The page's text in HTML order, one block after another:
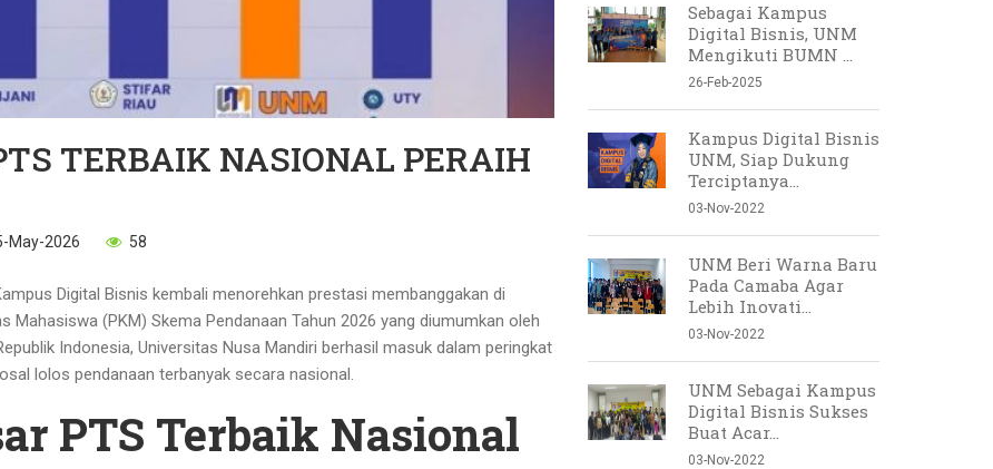
TERBAIK NASIONAL PERAIH
May-2026 58
Digital Bisnis kembali menorehkan prestasi membanggakan di
(PKM) Skema Pendanaan Tahun 2026 yang diumumkan oleh
Indonesia, Universitas Nusa Mandiri berhasil masuk dalam peringkat
lolos pendanaan terbanyak secara nasional.
PTS Terbaik Nasional
Sebagai Kampus
Digital Bisnis, UNM
Mengikuti BUMN ...
26-Feb-2025
Kampus Digital Bisnis
UNM, Siap Dukung
Terciptanya...
03-Nov-2022
UNM Beri Warna Baru
Pada Camaba Agar
Lebih Inovati...
03-Nov-2022
UNM Sebagai Kampus
Digital Bisnis Sukses
Buat Acar...
03-Nov-2022